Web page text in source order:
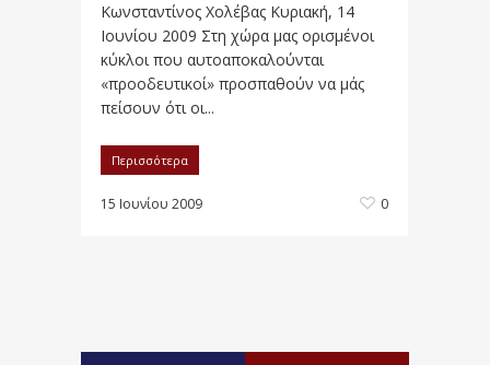
Κωνσταντίνος Χολέβας Κυριακή, 14
Ιουνίου 2009 Στη χώρα μας ορισμένοι
κύκλοι που αυτοαποκαλούνται
«προοδευτικοί» προσπαθούν να μάς
πείσουν ότι οι...
Περισσότερα
15 Ιουνίου 2009 0